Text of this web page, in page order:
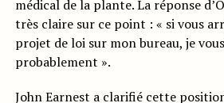
médical de la plante. La réponse
très claire sur ce point : « si vous
projet de loi sur mon bureau, je
probablement ».
John Earnest a clarifié cette